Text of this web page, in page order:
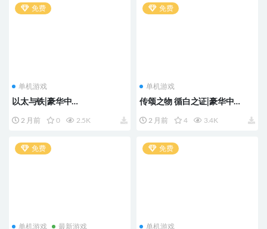
免费
单机游戏
以太与铁|豪华中
2 月前 0 2.5K
免费
单机游戏
传颂之物 循白之证|豪华中
+全DLC
2 月前 4 3.4K
免费
单机游戏 最新游戏
免费
单机游戏